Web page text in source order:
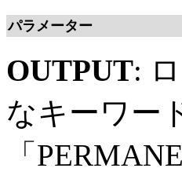
パラメーター
OUTPUT:
なキーワー
「